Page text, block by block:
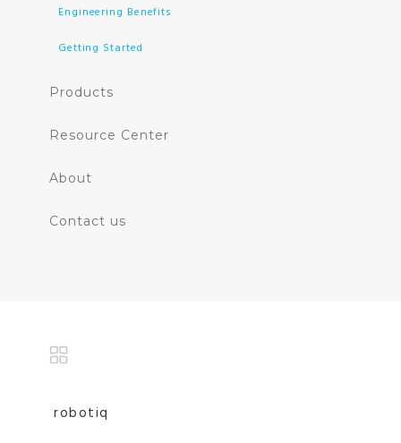
Engineering Benefits
Getting Started
Products
Resource Center
About
Contact us
robotiq